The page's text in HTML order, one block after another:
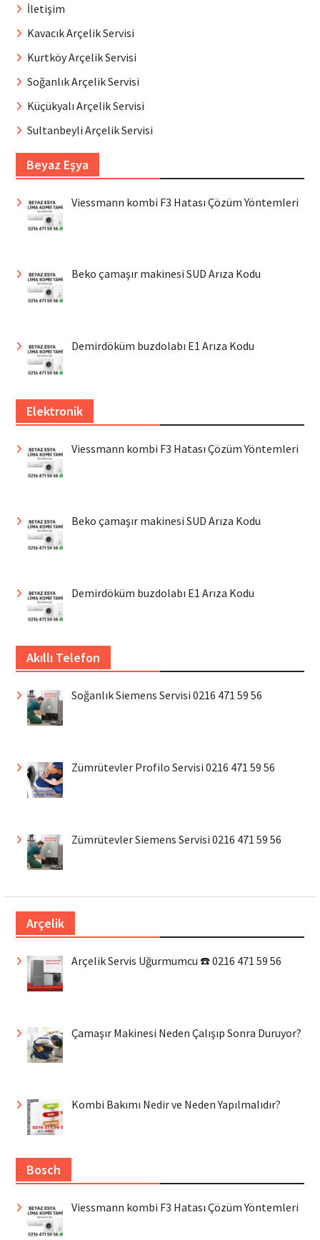
İletişim
Kavacık Arçelik Servisi
Kurtköy Arçelik Servisi
Soğanlık Arçelik Servisi
Küçükyalı Arçelik Servisi
Sultanbeyli Arçelik Servisi
Beyaz Eşya
Viessmann kombi F3 Hatası Çözüm Yöntemleri
Beko çamaşır makinesi SUD Arıza Kodu
Demirdöküm buzdolabı E1 Arıza Kodu
Elektronik
Viessmann kombi F3 Hatası Çözüm Yöntemleri
Beko çamaşır makinesi SUD Arıza Kodu
Demirdöküm buzdolabı E1 Arıza Kodu
Akıllı Telefon
Soğanlık Siemens Servisi 0216 471 59 56
Zümrütevler Profilo Servisi 0216 471 59 56
Zümrütevler Siemens Servisi 0216 471 59 56
Arçelik
Arçelik Servis Uğurmumcu ☎️ 0216 471 59 56
Çamaşır Makinesi Neden Çalışıp Sonra Duruyor?
Kombi Bakımı Nedir ve Neden Yapılmalıdır?
Bosch
Viessmann kombi F3 Hatası Çözüm Yöntemleri